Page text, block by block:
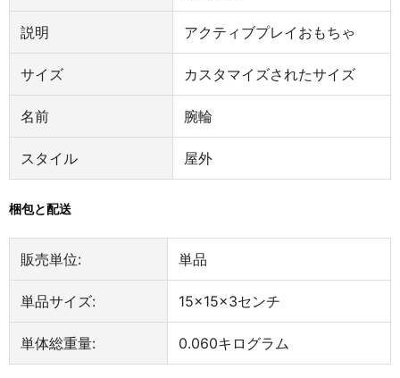
説明 アクティブプレイおもちゃ
サイズ カスタマイズされたサイズ
名前 腕輪
スタイル 屋外
梱包と配送
販売単位: 単品
単品サイズ: 15×15×3センチ
単体総重量: 0.060キログラム